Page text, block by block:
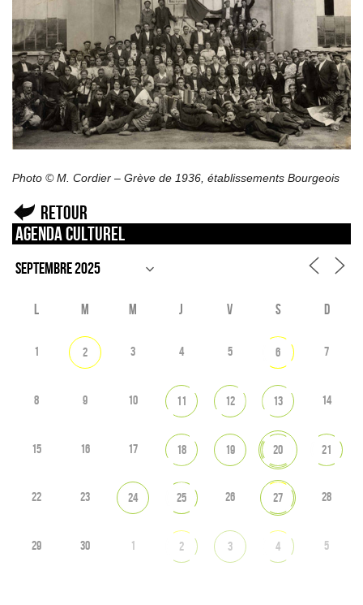
Photo © M. Cordier – Grève de 1936, établissements Bourgeois
Retour
Agenda culturel
L M M J V S D
1 2 3 4 5 6 7
8 9 10 11 12 13 14
15 16 17 18 19 20 21
22 23 24 25 26 27 28
29 30 1 2 3 4 5